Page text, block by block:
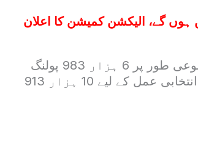
ہوں گے، الیکشن کمیشن کا اعلان
حتمی پولنگ اسکیم کے مطابق انتخابی حلقوں میں مجموعی طور پر 6 ہزار 983 پولنگ
اسٹیشنز قائم کیے گئے ہیں۔ ووٹرز کی آسانی اور بہتر انتخابی عمل کے لیے 10 ہزار 913